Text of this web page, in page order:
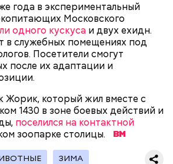
года в экспериментальный
Московского
одного кускуса и двух ехидн.
в служебных помещениях под
Посетители смогут
после их адаптации и
Жорик, который жил вместе с
1430 в зоне боевых действий и
поселился на контактной
зоопарке столицы.
ЗИМА